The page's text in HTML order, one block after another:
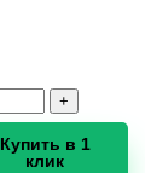
Купить в 1
клик